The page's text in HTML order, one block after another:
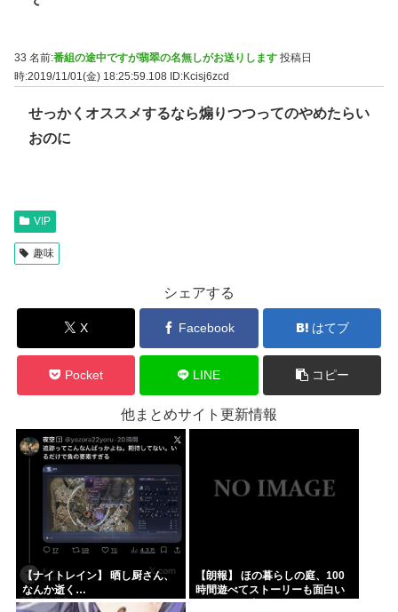
33 名前:番組の途中ですが翡翠の名無しがお送りします 投稿日
時:2019/11/01(金) 18:25:59.108 ID:Kcisj6zcd
せっかくオススメするなら煽りつつってのやめたらい
おのに
VIP
趣味
シェアする
X Facebook はてブ
Pocket LINE コピー
他まとめサイト更新情報
【ナイトレイン】 晒し厨さん、
なんか逝く…
【朗報】 ほの暮らしの庭、100
時間遊べてストーリーも面白い